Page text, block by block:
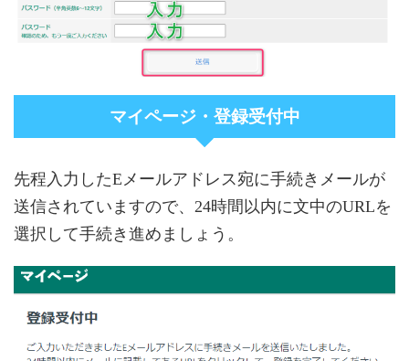
マイページ・登録受付中
先程入力したEメールアドレス宛に手続きメールが
送信されていますので、24時間以内に文中のURLを
選択して手続き進めましょう。